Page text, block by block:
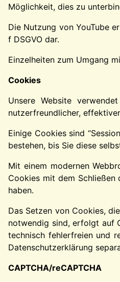
Möglichkeit, dies zu
Die Nutzung von YouTube
f DSGVO dar.
Einzelheiten zum Umgang
Cookies
Unsere Website
nutzerfreundlicher,
Einige Cookies sind
bestehen, bis Sie diese
Mit einem modernen
Cookies mit dem Schließen
haben.
Das Setzen von Cookies,
notwendig sind, erfolgt auf
technisch fehlerfreien und
Datenschutzerklärung
CAPTCHA/reCAPTCHA